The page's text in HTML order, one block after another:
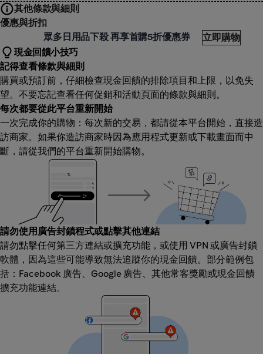
其他條款與細則
優惠與折扣
眾多日用品下殺 再享首購5折優惠券
立即購物
現金回饋小技巧
記得查看條款與細則
購買或預訂前，仔細檢查現金回饋的排除項目和上限，以免失
望。不要忘記查看任何促銷和活動頁面的條款與細則。
每次都要從此平台重新開始
一次完成你的購物：每次新的交易，都請從本平台開始，直接造
訪商家。如果你造訪商家時因為應用程式更新或下載畫面而中
斷，請從我們的平台重新開始購物。
請勿使用廣告封鎖程式或點擊其他連結
請勿點擊任何第三方連結或擴充功能，或使用 VPN 或廣告封鎖
軟體，因為這些可能導致無法追蹤你的現金回饋。部分範例包
括：Facebook 廣告、Google 廣告、其他常客獎勵或現金回饋
擴充功能連結。